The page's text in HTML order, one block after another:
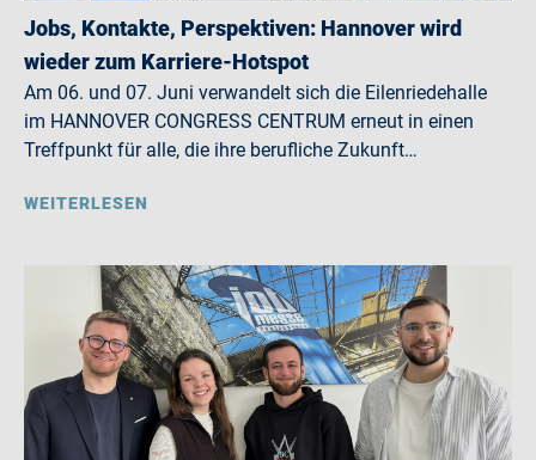
Jobs, Kontakte, Perspektiven: Hannover wird
wieder zum Karriere-Hotspot
Am 06. und 07. Juni verwandelt sich die Eilenriedehalle
im HANNOVER CONGRESS CENTRUM erneut in einen
Treffpunkt für alle, die ihre berufliche Zukunft…
WEITERLESEN